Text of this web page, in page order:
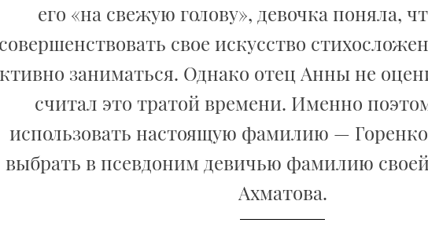
его «на свежую голову», девочка поняла,
совершенствовать свое искусство
заниматься. Однако отец Анны не
считал это тратой времени. Именно
использовать настоящую фамилию —
выбрать в псевдоним девичью фамилию
Ахматова.